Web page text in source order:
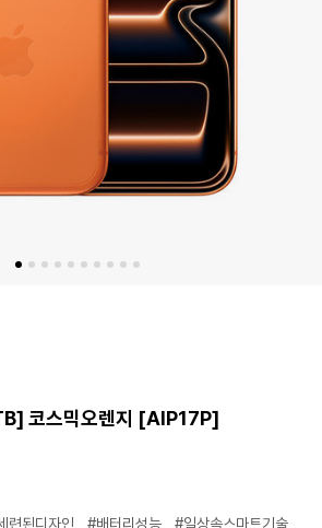
코스믹오렌지 [AIP17P]
련된디자인 #배터리성능 #일상속스마트기술